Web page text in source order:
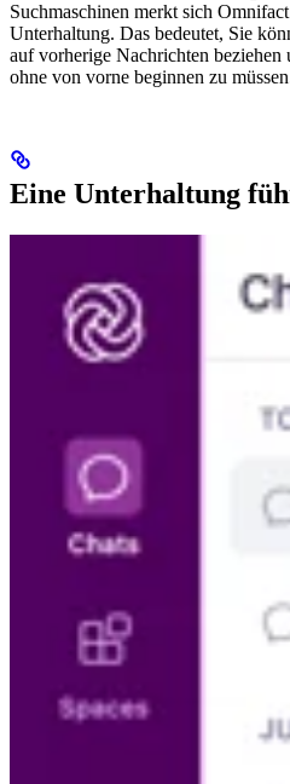
Suchmaschinen merkt sich
Unterhaltung. Das bedeutet, Sie
auf vorherige Nachrichten beziehen
ohne von vorne beginnen zu
Eine Unterhaltung